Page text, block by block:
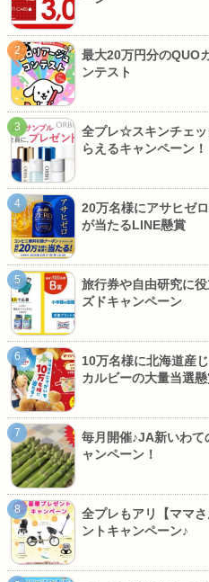
最大20万円分のQUO
ンテスト
全プレ☆スキンチェッ
らえるキャンペーン！
20万名様にアサヒゼ
が当たるLINE懸賞
旅行券や自由研究に
ズドキャンペーン
10万名様に北海道産
カルビーの大量当選
毎月開催♪JA新いわて
ャンペーン！
全プレもアリ【ママ
ントキャンペーン♪